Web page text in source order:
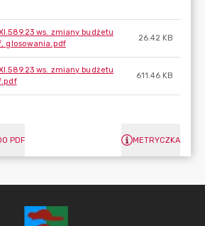
ws. zmiany budżetu
glosowania.pdf
26.42 KB
ws. zmiany budżetu
611.46 KB
PDF METRYCZKA